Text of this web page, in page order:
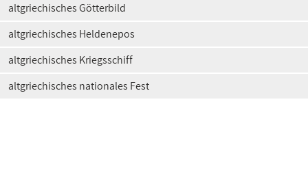
altgriechisches Götterbild
altgriechisches Heldenepos
altgriechisches Kriegsschiff
altgriechisches nationales Fest